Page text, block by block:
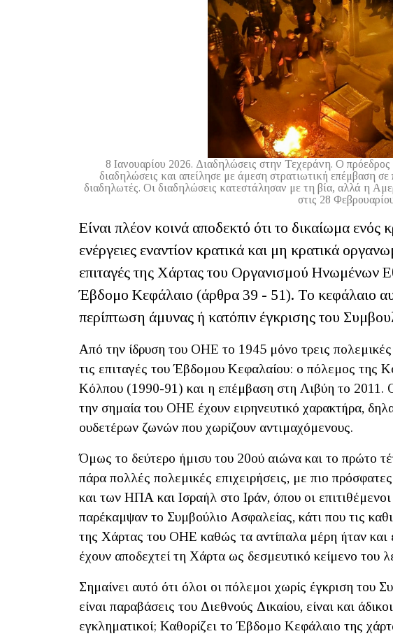
8 Ιανουαρίου 2026. Διαδηλώσεις στην Τεχεράνη. Ο
διαδηλώσεις και απείλησε με άμεση στρατιωτική επέμβαση
διαδηλωτές. Οι διαδηλώσεις κατεστάλησαν με τη βία, αλλά η
στις 28
Είναι πλέον κοινά αποδεκτό ότι το δικαίωμα ενός
ενέργειες εναντίον κρατικά και μη κρατικά
επιταγές της Χάρτας του Οργανισμού Ηνωμένων
Έβδομο Κεφάλαιο (άρθρα 39 - 51). Το κεφάλαιο
περίπτωση άμυνας ή κατόπιν έγκρισης του
Από την ίδρυση του ΟΗΕ το 1945 μόνο τρεις
τις επιταγές του Έβδομου Κεφαλαίου: ο πόλεμος της
Κόλπου (1990-91) και η επέμβαση στη Λιβύη το 2011.
την σημαία του ΟΗΕ έχουν ειρηνευτικό χαρακτήρα,
ουδετέρων ζωνών που χωρίζουν αντιμαχόμενους.
Όμως το δεύτερο ήμισυ του 20ού αιώνα και το πρώτο
πάρα πολλές πολεμικές επιχειρήσεις, με πιο
και των ΗΠΑ και Ισραήλ στο Ιράν, όπου οι επιτιθέμενοι
παρέκαμψαν το Συμβούλιο Ασφαλείας, κάτι που τις
της Χάρτας του ΟΗΕ καθώς τα αντίπαλα μέρη ήταν και
έχουν αποδεχτεί τη Χάρτα ως δεσμευτικό κείμενο του
Σημαίνει αυτό ότι όλοι οι πόλεμοι χωρίς έγκριση του
είναι παραβάσεις του Διεθνούς Δικαίου, είναι και
εγκληματικοί; Καθορίζει το Έβδομο Κεφάλαιο της